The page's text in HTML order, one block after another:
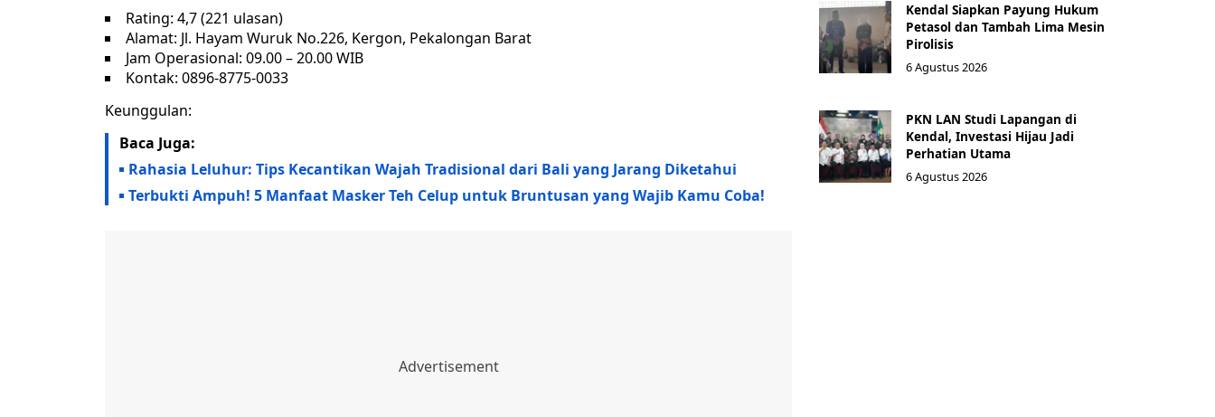
Rating: 4,7 (221 ulasan)
Alamat: Jl. Hayam Wuruk No.226, Kergon, Pekalongan Barat
Jam Operasional: 09.00 – 20.00 WIB
Kontak: 0896-8775-0033
Keunggulan:
Baca Juga:
Rahasia Leluhur: Tips Kecantikan Wajah Tradisional dari Bali yang Jarang Diketahui
Terbukti Ampuh! 5 Manfaat Masker Teh Celup untuk Bruntusan yang Wajib Kamu Coba!
Kendal Siapkan Payung Hukum
Petasol dan Tambah Lima Mesin
Pirolisis
6 Agustus 2026
PKN LAN Studi Lapangan di
Kendal, Investasi Hijau Jadi
Perhatian Utama
6 Agustus 2026